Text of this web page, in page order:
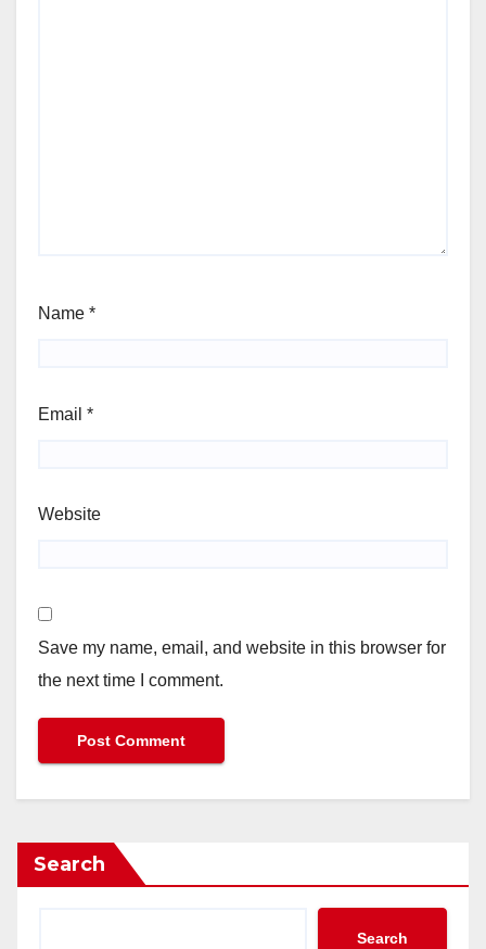
Name *
Email *
Website
Save my name, email, and website in this browser for
the next time I comment.
Search
Search